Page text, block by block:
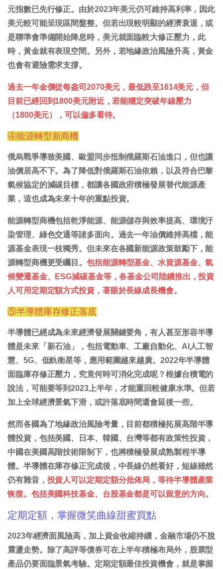
元指數已先行修正。由於2023年美元仍可維持高利率，因此
美元較可能呈現區間盤整。但若出現較明顯的經濟衰退，或
是聯準會準備開始降息時，美元就面臨較大修正壓力，此
時，黃金就有表現空間。另外，若地緣政治風險升高，黃金
也會有避險需求支撐。
過去一年金價從每盎司2070美元，最低跌至1614美元，但
目前已經回到1800美元附近，若能穩定突破年線壓力
（1800美元），可以偏多看待。
④能源轉型新商機
俄烏戰爭導致美國、歐盟同步抵制俄羅斯石油進口，但也讓
油價居高不下。為了降低對俄羅斯石油依賴，以及符合巴黎
氣候協定的減碳目標，都讓各國政府積極發展替代能源產
業，這也成為未來十年的重點投資。
能源轉型商機包括乾淨能源、能源儲存與效率提高、環境汙
染管理、綠色交通等諸多面向。過去一年油價維持高檔，能
源基金表現一枝獨秀。但未來在各國新能源政策鼓勵下，能
源轉型商機更受矚目。 包括能源轉型基金、水資源基金、氣
候變遷基金、ESG減碳基金等，各基金公司陸續推出，投資
人可用定期定額方式投資，著眼於長線成長機會。
⑤半導體庫存修正落底
半導體已經成為未來經濟發展關鍵要角，有人甚至形容半導
體是未來「新石油」，包括電動車、工廠自動化、AI人工智
慧、5G、低軌衛星等，應用範圍越來越廣。2022年半導體
面臨庫存修正壓力，究竟何時可消化完成呢？根據台積電的
說法，可能要等到2023上半年，才能重回較健康水準。但若
加上全球經濟景氣下滑，或許落底時間還會延後一些。
然而各國為了地緣政治風險考量，目前都積極拓展高階半導
體投資，包括美國、日本、韓國、台灣等都有政策性投資，
中國在美國高階技術限制下，也將積極發展成熟製程半導
體。半導體在庫存修正完成後，中長線仍然看好，短線雖然
仍有雜音， 投資人可以定期定額分批佈局，等待半導體產業
恢復。包括美國科技基金、台股基金都是可以留意的方向。
定期定額，掌握微笑曲線甜蜜買點
2023年經濟面風險高，加上資金收縮持續，金融市場仍不脫
震盪走勢。除了高評等債券可在上半年積極布局外，股票型
產品仍要面臨景氣考驗。定期定額最佳投資機會，就是掌握